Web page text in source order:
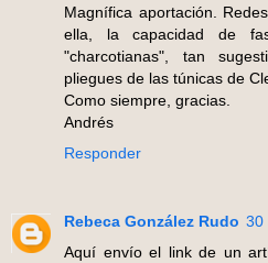
Magnífica aportación.
ella, la capacidad de
"charcotianas", tan
pliegues de las túnicas de
Como siempre, gracias.
Andrés
Responder
Rebeca González Rudo 30
Aquí envío el link de un